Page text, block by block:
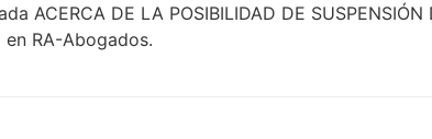
ACERCA DE LA POSIBILIDAD DE SUSPENSIÓN
RA-Abogados.